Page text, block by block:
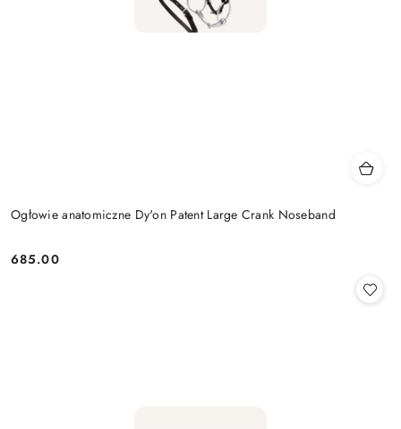
Ogłowie anatomiczne Dy'on Patent Large Crank Noseband
Cena:
685.00